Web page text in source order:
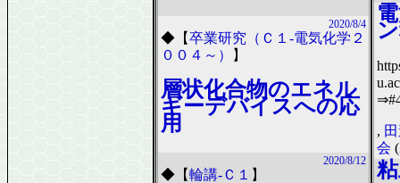
2020/8/4
◆ 【卒業研究（Ｃ１-電気化学２
００４～）
】
層状化合物のエネル
ギーデバイスへの応
用
2020/8/12
◆ 【輪講-Ｃ１ 】
,
会 (